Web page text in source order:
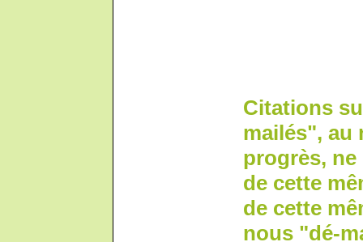
Citations
mailés", au
progrès,
de cette
de cette
nous "dé-